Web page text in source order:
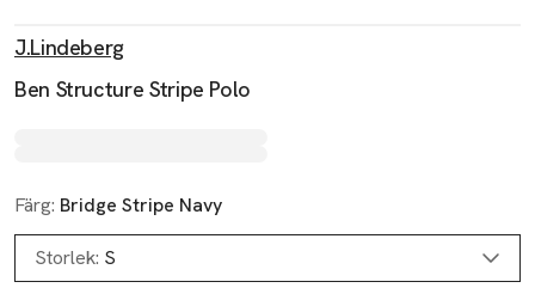
J.Lindeberg
Ben Structure Stripe Polo
Färg: Bridge Stripe Navy
Storlek: S